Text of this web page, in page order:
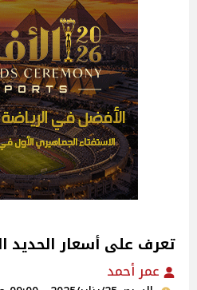
تعرف على أسعار الحديد
عمر أحمد